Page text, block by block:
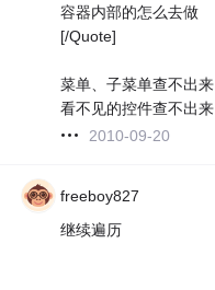
容器内部的怎么去做
[/Quote]
菜单、子菜单查不出来
看不见的控件查不出来
2010-09-20
freeboy827
继续遍历